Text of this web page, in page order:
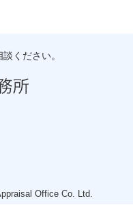
ください。
Office Co. Ltd.